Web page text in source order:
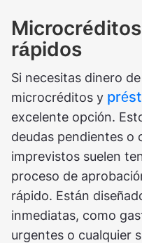
rápidos
Si necesitas dinero
microcréditos y
excelente opción.
deudas pendientes o
imprevistos suelen
proceso de
rápido. Están
inmediatas, como
urgentes o cualquier